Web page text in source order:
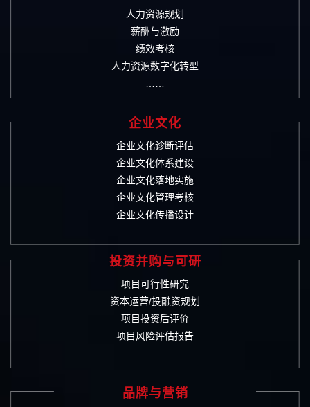
人力资源规划
薪酬与激励
绩效考核
人力资源数字化转型
……
企业文化
企业文化诊断评估
企业文化体系建设
企业文化落地实施
企业文化管理考核
企业文化传播设计
……
投资并购与可研
项目可行性研究
资本运营/投融资规划
项目投资后评价
项目风险评估报告
……
品牌与营销